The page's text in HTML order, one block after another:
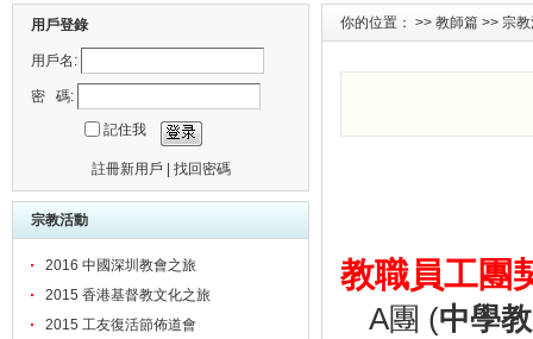
用戶登錄
用戶名:
密 碼:
記住我
註冊新用戶 找回密碼
宗教活動
2016 中國深圳教會之旅
2015 香港基督教文化之旅
2015 工友復活節佈道會
你的位置： >> 教師篇 >> 宗
教職員工團
A團 (中學